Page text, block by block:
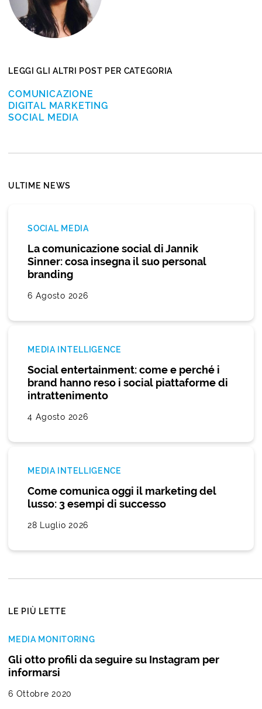
LEGGI GLI ALTRI POST PER CATEGORIA
COMUNICAZIONE
DIGITAL MARKETING
SOCIAL MEDIA
ULTIME NEWS
SOCIAL MEDIA
La comunicazione social di Jannik
Sinner: cosa insegna il suo personal
branding
6 Agosto 2026
MEDIA INTELLIGENCE
Social entertainment: come e perché i
brand hanno reso i social piattaforme di
intrattenimento
4 Agosto 2026
MEDIA INTELLIGENCE
Come comunica oggi il marketing del
lusso: 3 esempi di successo
28 Luglio 2026
LE PIÙ LETTE
MEDIA MONITORING
Gli otto profili da seguire su Instagram per
informarsi
6 Ottobre 2020